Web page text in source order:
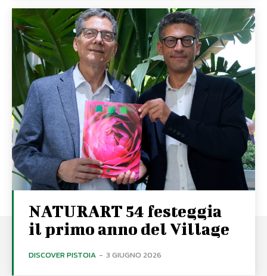
NATURART 54 festeggia
il primo anno del Village
DISCOVER PISTOIA - 3 GIUGNO 2026